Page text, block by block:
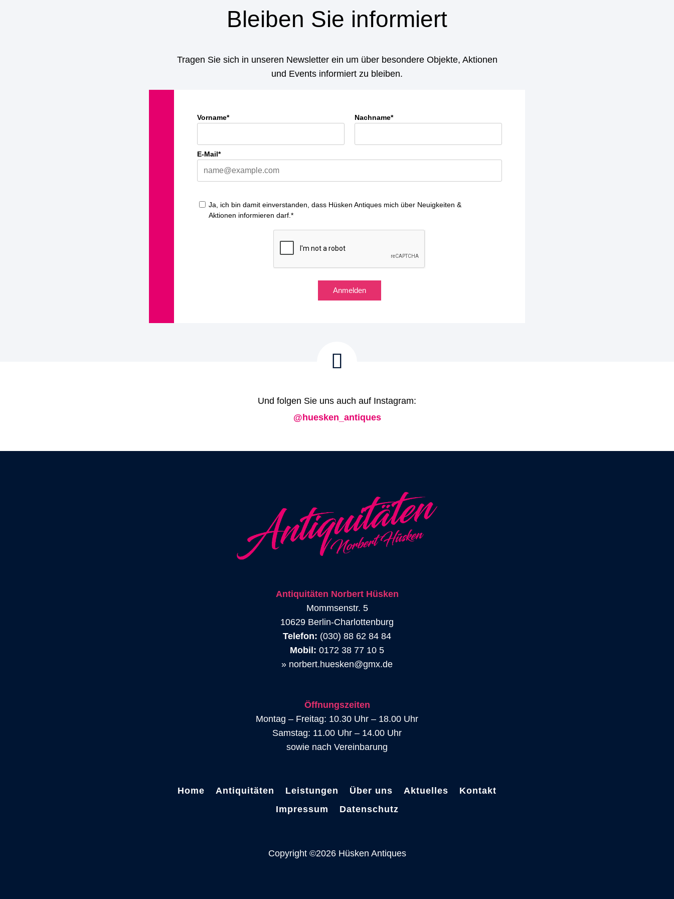
Bleiben Sie informiert
Tragen Sie sich in unseren Newsletter ein um über besondere Objekte, Aktionen
und Events informiert zu bleiben.
Vorname* Nachname*
E-Mail*
Ja, ich bin damit einverstanden, dass Hüsken Antiques mich über Neuigkeiten &
Aktionen informieren darf.*
Anmelden
Und folgen Sie uns auch auf Instagram:
@huesken_antiques
Antiquitäten Norbert Hüsken
Mommsenstr. 5
10629 Berlin-Charlottenburg
Telefon: (030) 88 62 84 84
Mobil: 0172 38 77 10 5
» norbert.huesken@gmx.de
Öffnungszeiten
Montag – Freitag: 10.30 Uhr – 18.00 Uhr
Samstag: 11.00 Uhr – 14.00 Uhr
sowie nach Vereinbarung
Home Antiquitäten Leistungen Über uns Aktuelles
Kontakt
Impressum
Datenschutz
Copyright ©2026 Hüsken Antiques